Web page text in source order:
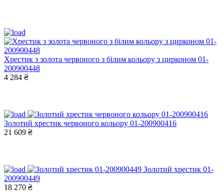
Хрестик з золота червоного з білим кольору з цирконом 01-
200900448
4 284 ₴
Золотий хрестик червоного кольору 01-200900416
21 609 ₴
Золотий хрестик 01-
200900449
18 270 ₴